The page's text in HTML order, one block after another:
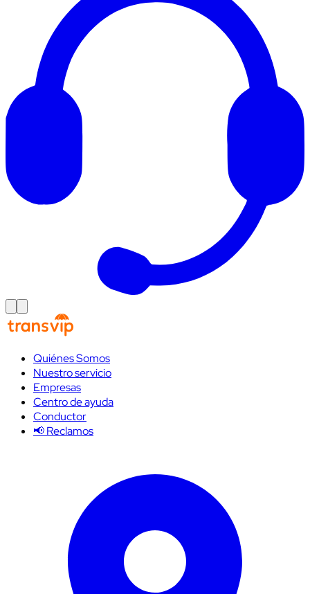
Quiénes Somos
Nuestro servicio
Empresas
Centro de ayuda
Conductor
📢 Reclamos